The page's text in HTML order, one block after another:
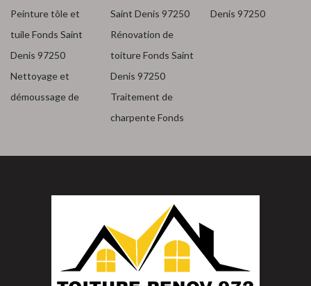
Peinture tôle et
tuile Fonds Saint
Denis 97250
Nettoyage et
démoussage de
Saint Denis 97250
Rénovation de
toiture Fonds Saint
Denis 97250
Traitement de
charpente Fonds
Denis 97250